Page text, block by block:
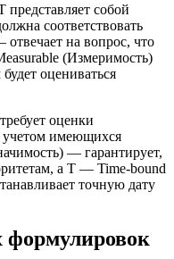
собой
соответствовать
на вопрос, что
(Измеримость)
оцениваться
оценки
учетом имеющихся
— гарантирует,
а T — Time-bound
точную дату